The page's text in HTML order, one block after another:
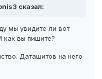
сказал:
мы увидите ли вот
как вы пишите?
Даташитов на него